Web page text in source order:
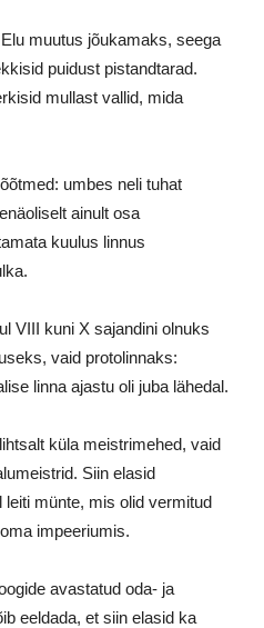
muutus jõukamaks, seega
puidust pistandtarad.
mullast vallid, mida
umbes neli tuhat
ainult osa
kuulus linnus
VIII kuni Х sajandini olnuks
vaid protolinnaks:
linna ajastu oli juba lähedal.
küla meistrimehed, vaid
Siin elasid
münte, mis olid vermitud
impeeriumis.
avastatud oda- ja
eeldada, et siin elasid ka